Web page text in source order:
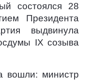
состоялся 28
Президента
выдвинула
IX созыва
вошли: министр